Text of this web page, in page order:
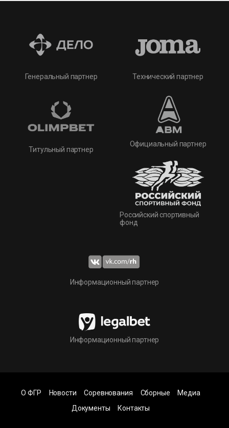
Генеральный партнер
Титульный партнер
Технический партнер
Официальный партнер
Российский спортивный
фонд
Информационный партнер
Информационный партнер
О ФГР Новости Соревнования Сборные
Медиа
Документы
Контакты